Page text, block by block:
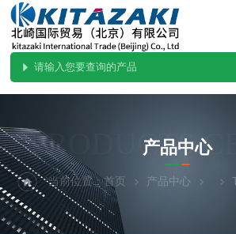
PRODUCTS
产品中心
当前位置：首页 产品中心